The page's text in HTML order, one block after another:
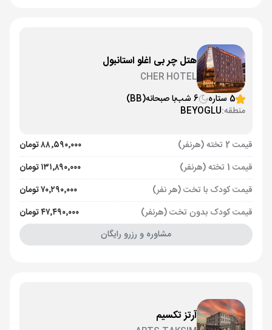
هتل چر بی اغلو استانبول
CHER HOTEL
5 ستاره
6 شب با صبحانه(BB)
منطقه:BEYOGLU
قیمت 2 تخته (هرنفر)
۸۸٬۵۹۰٬۰۰۰ تومان
قیمت 1 تخته (هرنفر)
۱۳۱٬۸۹۰٬۰۰۰ تومان
قیمت کودک با تخت (هر نفر)
۷۰٬۲۹۰٬۰۰۰ تومان
قیمت کودک بدون تخت (هرنفر)
۴۷٬۴۹۰٬۰۰۰ تومان
مشاوره و رزرو رایگان
آرتز تکسیم